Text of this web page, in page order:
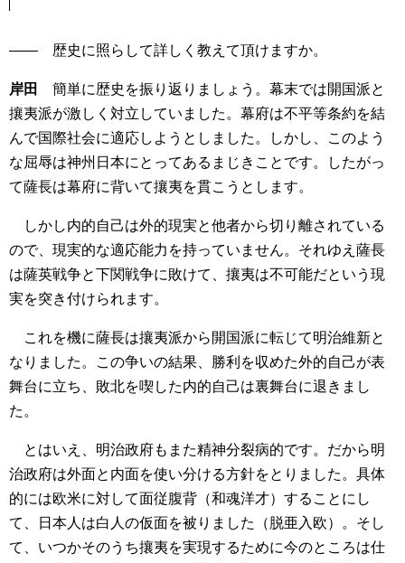
―― 歴史に照らして詳しく教えて頂けますか。
岸田
簡単に歴史を振り返りましょう。幕末では開国派と
攘夷派が激しく対立していました。幕府は不平等条約を結
んで国際社会に適応しようとしました。しかし、このよう
な屈辱は神州日本にとってあるまじきことです。したがっ
て薩長は幕府に背いて攘夷を貫こうとします。
しかし内的自己は外的現実と他者から切り離されている
ので、現実的な適応能力を持っていません。それゆえ薩長
は薩英戦争と下関戦争に敗けて、攘夷は不可能だという現
実を突き付けられます。
これを機に薩長は攘夷派から開国派に転じて明治維新と
なりました。この争いの結果、勝利を収めた外的自己が表
舞台に立ち、敗北を喫した内的自己は裏舞台に退きまし
た。
とはいえ、明治政府もまた精神分裂病的です。だから明
治政府は外面と内面を使い分ける方針をとりました。具体
的には欧米に対して面従腹背（和魂洋才）することにし
て、日本人は白人の仮面を被りました（脱亜入欧）。そし
て、いつかそのうち攘夷を実現するために今のところは仕